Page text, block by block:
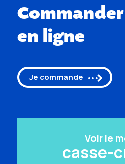
Commander
en ligne
Je commande
Voir le
casse-